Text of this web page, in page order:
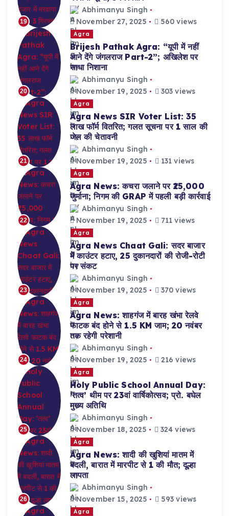
19
Abhimanyu Singh
November 27, 2025
560 views
20
Agra
Brijesh Pathak Agra: “यूपी में नहीं
आने देंगे जंगलराज Part-2”; अखिलेश पर
साधा निशाना
Abhimanyu Singh
November 19, 2025
303 views
21
Agra
Agra News SIR Voter List: 35
लाख फॉर्म वितरित; गलत सूचना पर 1 साल की
जेल की चेतावनी
Abhimanyu Singh
November 19, 2025
131 views
22
Agra
Agra News: कचरा जलाने पर ₹25,000
जुर्माना; निगम की GRAP में पहली बड़ी कार्रवाई
Abhimanyu Singh
November 19, 2025
711 views
23
Agra
Agra News Chaat Gali: सदर बाजार
में काउंटर हटाए, 25 दुकानदारों की रोजी-रोटी
पर संकट
Abhimanyu Singh
November 19, 2025
370 views
24
Agra
Agra News: शाहगंज में बारह खंभा रेलवे
फाटक बंद होने से 1.5 KM जाम; 20 नवंबर
तक रहेगी परेशानी
Abhimanyu Singh
November 19, 2025
216 views
25
Agra
Holy Public School Annual Day:
‘तत्व’ थीम पर 23वां वार्षिकोत्सव; प्रो. बघेल
मुख्य अतिथि
Abhimanyu Singh
November 18, 2025
324 views
26
Agra
Agra News: शादी की खुशियां मातम में
बदली, बारात में मारपीट से 1 की मौत; दूल्हा
लापता
Abhimanyu Singh
November 15, 2025
593 views
Agra